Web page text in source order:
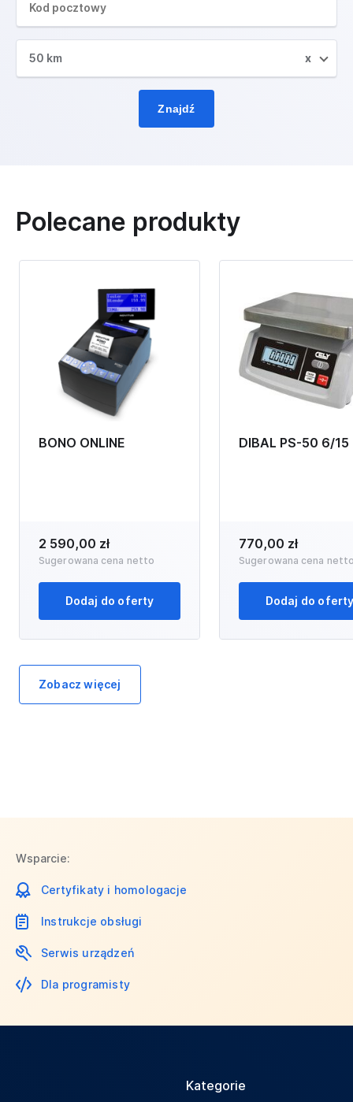
50 km x
Znajdź
Polecane produkty
BONO ONLINE
2 590,00 zł
Sugerowana cena netto
Dodaj do oferty
DIBAL PS-50 6/15
770,00 zł
Sugerowana cena
Dodaj do
Zobacz więcej
Wsparcie:
Certyfikaty i homologacje
Instrukcje obsługi
Serwis urządzeń
Dla programisty
Kategorie